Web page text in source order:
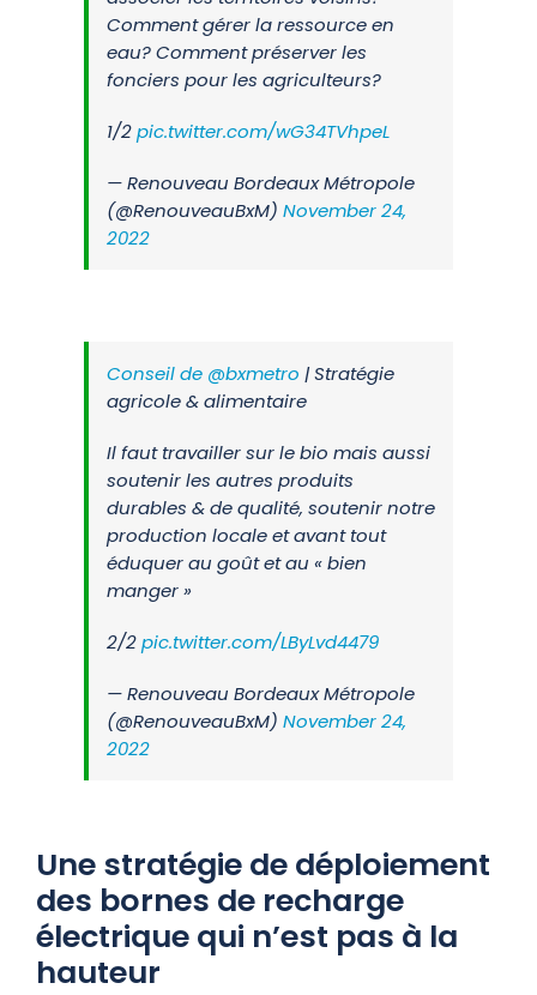
Comment gérer la ressource en
eau? Comment préserver les
fonciers pour les agriculteurs?
1/2pic.twitter.com/wG34TVhpeL
— Renouveau Bordeaux Métropole
(@RenouveauBxM) November 24,
2022
Conseil de @bxmetro | Stratégie
agricole & alimentaire
Il faut travailler sur le bio mais aussi
soutenir les autres produits
durables & de qualité, soutenir notre
production locale et avant tout
éduquer au goût et au « bien
manger »
2/2pic.twitter.com/LByLvd4479
— Renouveau Bordeaux Métropole
(@RenouveauBxM) November 24,
2022
Une stratégie de déploiement
des bornes de recharge
électrique qui n’est pas à la
hauteur